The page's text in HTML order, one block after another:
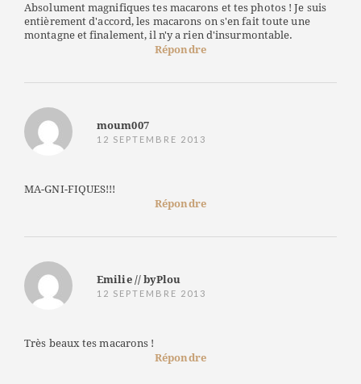
Absolument magnifiques tes macarons et tes photos ! Je suis
entièrement d'accord, les macarons on s'en fait toute une
montagne et finalement, il n'y a rien d'insurmontable.
Répondre
moum007
12 SEPTEMBRE 2013
MA-GNI-FIQUES!!!
Répondre
Emilie // byPlou
12 SEPTEMBRE 2013
Très beaux tes macarons !
Répondre